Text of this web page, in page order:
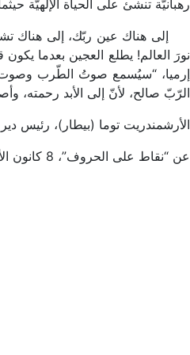
رهبانيّة تنشئ على الحياة الإلهيّة
إلى هناك عين ربّك، إلى هناك
نورَ العالم! يطلع العجين بعدما
إرميا، “سيُسمع صوتُ الطّرب وصوت
الرّبّ صالح، لأنّ إلى الأبد رحمته،
الأرشمندريت توما (بيطار)، رئيس
عن “نقاط على الحروف”، 8 كانون الأول 2013